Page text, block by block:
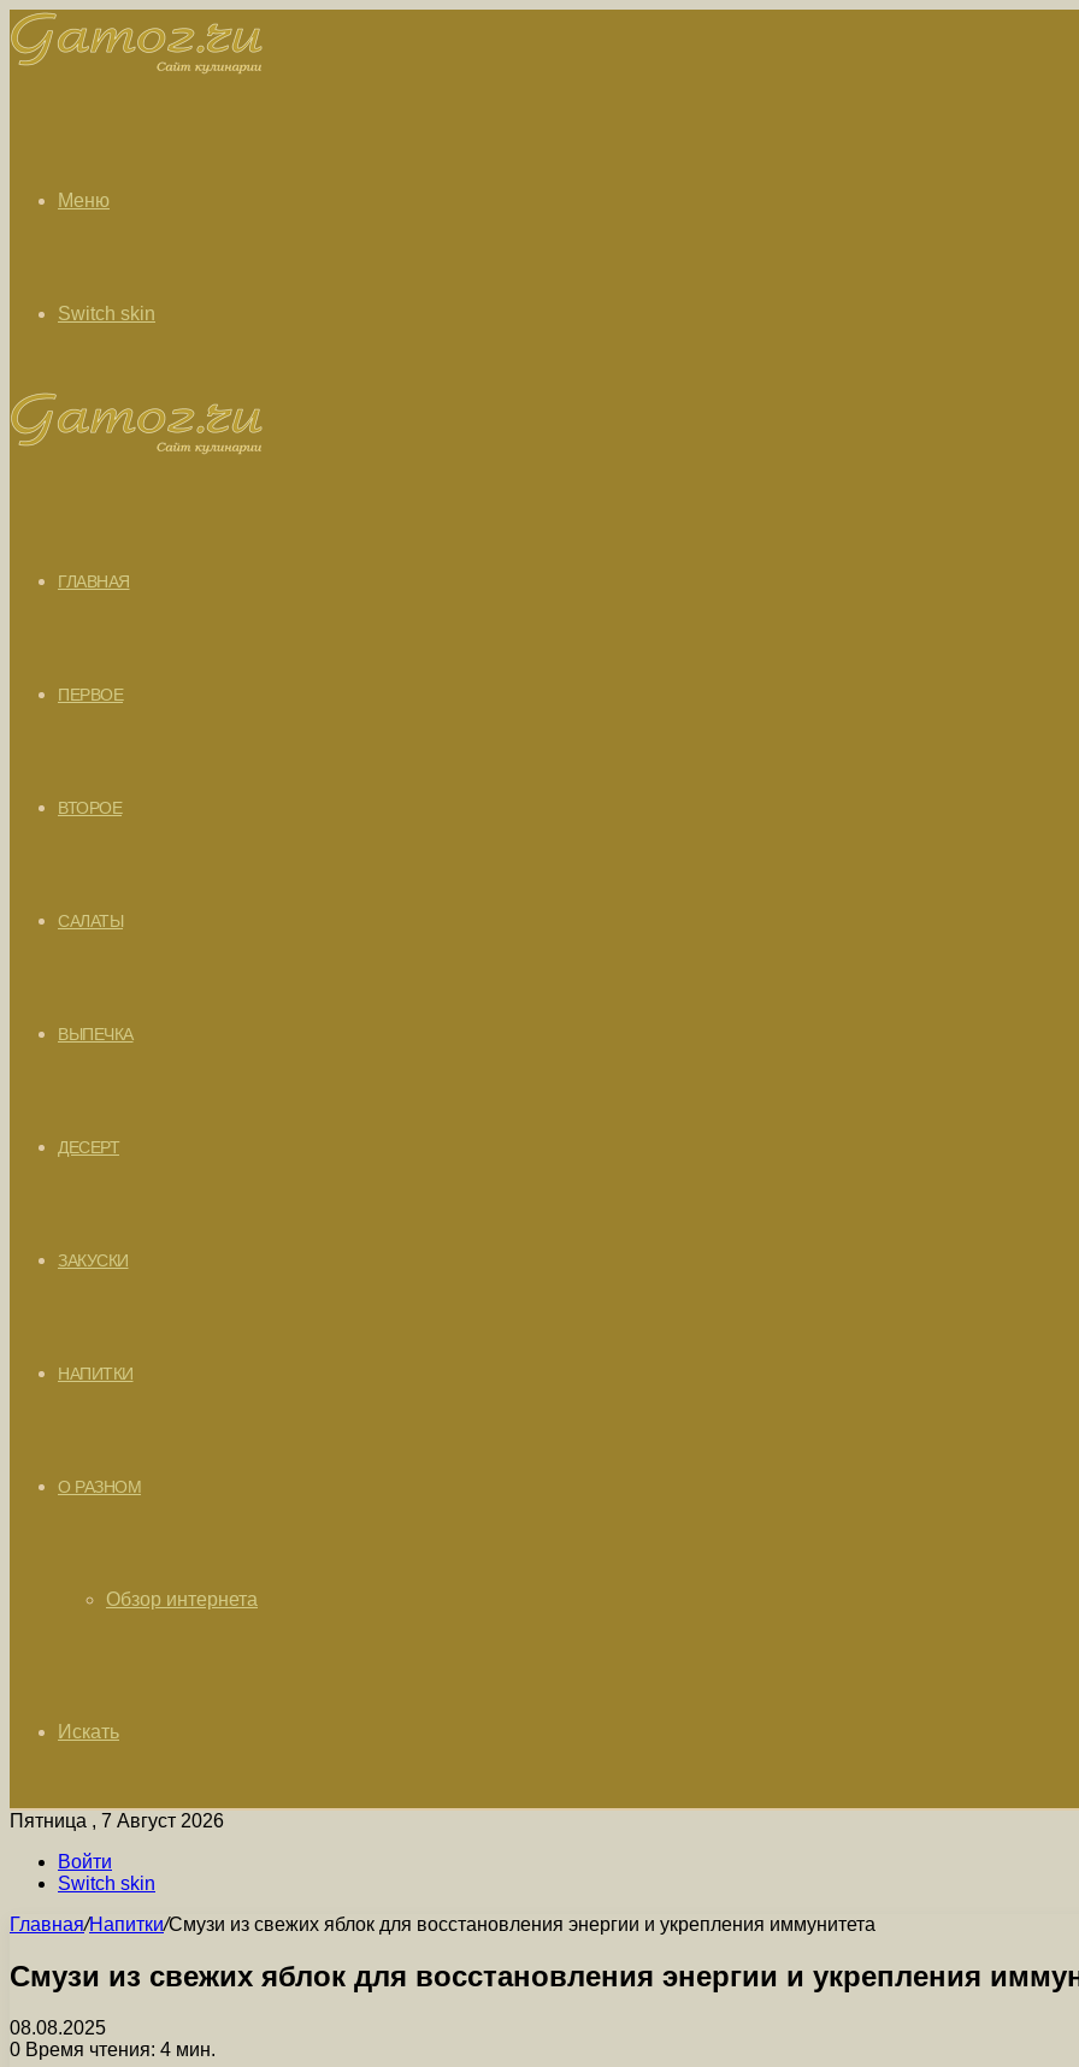
Меню
Switch skin
ГЛАВНАЯ
ПЕРВОЕ
ВТОРОЕ
САЛАТЫ
ВЫПЕЧКА
ДЕСЕРТ
ЗАКУСКИ
НАПИТКИ
О РАЗНОМ
Обзор интернета
Искать
Пятница , 7 Август 2026
Войти
Switch skin
Главная/Напитки/Смузи из свежих яблок для восстановления энергии и укрепления иммунитета
Смузи из свежих яблок для восстановления энергии и укрепления
08.08.2025
0 Время чтения: 4 мин.